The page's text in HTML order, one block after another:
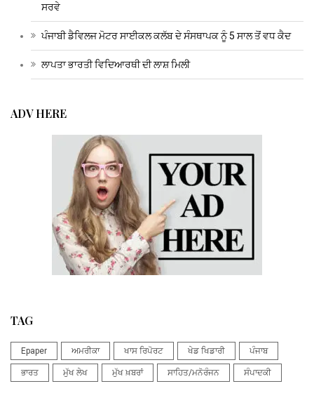
ਸਰਵੇ
ਪੰਜਾਬੀ ਡੈਵਿਲਜ ਮੋਟਰ ਸਾਈਕਲ ਕਲੱਬ ਦੇ ਸੰਸਥਾਪਕ ਨੂੰ 5 ਸਾਲ ਤੋਂ ਵਧ ਕੈਦ
ਲਾਪਤਾ ਭਾਰਤੀ ਵਿਦਿਆਰਥੀ ਦੀ ਲਾਸ਼ ਮਿਲੀ
ADV HERE
TAG
Epaper ਅਮਰੀਕਾ ਖਾਸ ਰਿਪੋਰਟ ਖੇਡ ਖਿਡਾਰੀ ਪੰਜਾਬ
ਭਾਰਤ ਮੁੱਖ ਲੇਖ ਮੁੱਖ ਖ਼ਬਰਾਂ ਸਾਹਿਤ/ਮਨੋਰੰਜਨ ਸੰਪਾਦਕੀ